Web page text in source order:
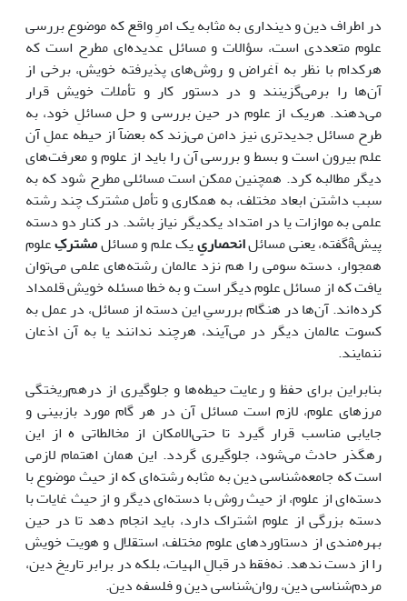
در اطراف دین و دینداری به مثابه یک امرِ واقع که موضوع بررسی
علوم متعددی است، سؤالات و مسائل عدیده‌ای مطرح است که
هرکدام با نظر به اَغراض و روش‌های پذیرفته خویش، برخی از
آن‌ها را برمی‌گزینند و در دستور کار و تأملات خویش قرار
می‌دهند. هریک از علوم در حین بررسی و حل مسائلِ خود، به
طرح مسائل جدیدتری نیز دامن می‌زند که بعضآ از حیطه عملِ آن
علم بیرون است و بسط و بررسی آن را باید از علوم و معرفت‌های
دیگر مطالبه کرد. همچنین ممکن است مسائلی مطرح شود که به
سبب داشتن ابعاد مختلف، به همکاری و تأمل مشترک چند رشته
علمی به موازات یا در امتداد یکدیگر نیاز باشد. در کنار دو دسته
پیشâگفته، یعنی مسائل
انحصاریِیک علم و مسائلمشترکِعلوم
همجوار، دسته سومی را هم نزد عالمان رشته‌های علمی می‌توان
یافت که از مسائل علوم دیگر است و به خطا مسئله خویش قلمداد
کرده‌اند. آن‌ها در هنگام بررسیِ این دسته از مسائل، در عمل به
کسوت عالمان دیگر در می‌آیند، هرچند ندانند یا به آن اذعان
ننمایند.
بنابراین برای حفظ و رعایت حیطه‌ها و جلوگیری از درهم‌ریختگی
مرزهای علوم، لازم است مسائل آن در هر گام مورد بازبینی و
جایابی مناسب قرار گیرد تا حتی‌الامکان از مخالطاتی ه از این
رهگذر حادث می‌شود، جلوگیری گردد. این همان اهتمام لازمی
است که جامعه‌شناسی دین به مثابه رشته‌ای که از حیث موضوع با
دسته‌ای از علوم، از حیث روش با دسته‌ای دیگر و از حیث غایات با
دسته بزرگی از علوم اشتراک دارد، باید انجام دهد تا در حین
بهره‌مندی از دستاوردهای علوم مختلف، استقلال و هویت خویش
را از دست ندهد. نه‌فقط در قبالِ الهیات، بلکه در برابر تاریخ دین،
مردم‌شناسی دین، روان‌شناسی دین و فلسفه دین.